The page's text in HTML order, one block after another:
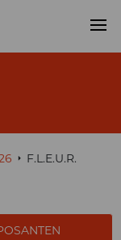
F.L.E.U.R.